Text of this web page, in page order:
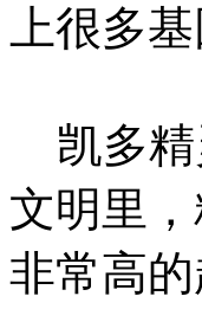
上很多
凯多精
文明里
非常高